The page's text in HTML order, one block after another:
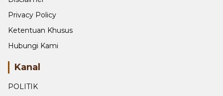
Privacy Policy
Ketentuan Khusus
Hubungi Kami
Kanal
POLITIK